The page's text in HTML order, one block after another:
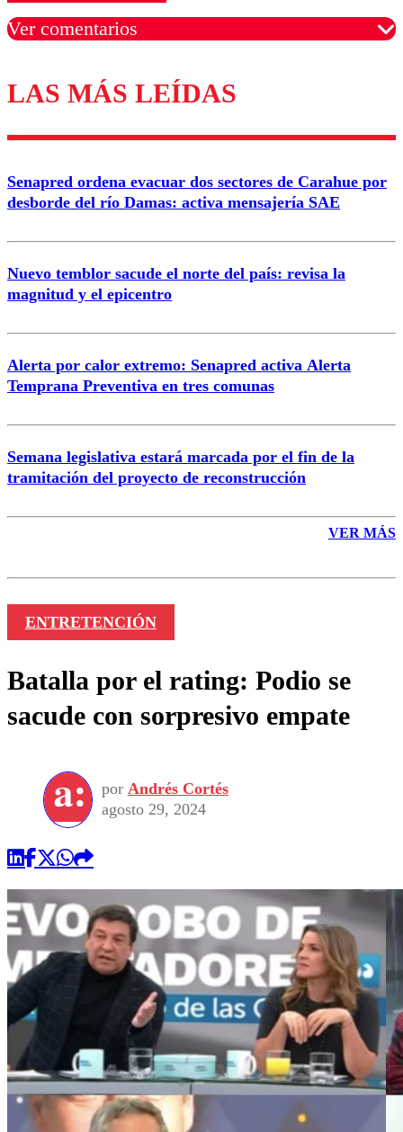
Ver comentarios
Los comentarios son moderados para garantizar un
diálogo respetuoso.
Nombre
Correo
LAS MÁS LEÍDAS
Senapred ordena evacuar dos sectores de Carahue por
desborde del río Damas: activa mensajería SAE
Nuevo temblor sacude el norte del país: revisa la
magnitud y el epicentro
Alerta por calor extremo: Senapred activa Alerta
Temprana Preventiva en tres comunas
Semana legislativa estará marcada por el fin de la
tramitación del proyecto de reconstrucción
VER MÁS
ENTRETENCIÓN
Batalla por el rating: Podio se
sacude con sorpresivo empate
por Andrés Cortés
agosto 29, 2024